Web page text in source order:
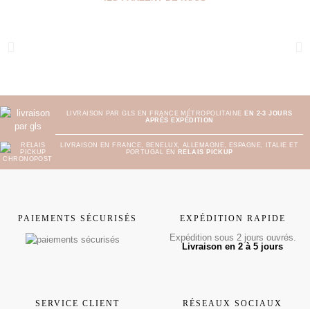
LIVRAISON PAR GLS EN FRANCE MÉTROPOLITAINE EN 2-3 JOURS
APRÈS EXPÉDITION
LIVRAISON EN FRANCE, BENELUX, ALLEMAGNE, ESPAGNE, ITALIE ET
PORTUGAL EN
RELAIS PICKUP
PAIEMENTS SÉCURISÉS EXPÉDITION RAPIDE
Expédition sous 2 jours ouvrés.
Livraison en 2 à 5 jours
SERVICE CLIENT RÉSEAUX SOCIAUX